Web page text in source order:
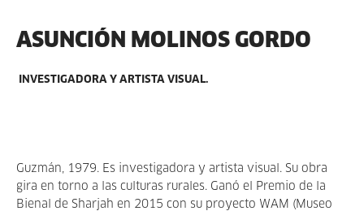
ASUNCIÓN MOLINOS GORDO
INVESTIGADORA Y ARTISTA VISUAL.
Guzmán, 1979. Es investigadora y artista visual. Su obra
gira en torno a las culturas rurales. Ganó el Premio de la
Bienal de Sharjah en 2015 con su proyecto WAM (Museo